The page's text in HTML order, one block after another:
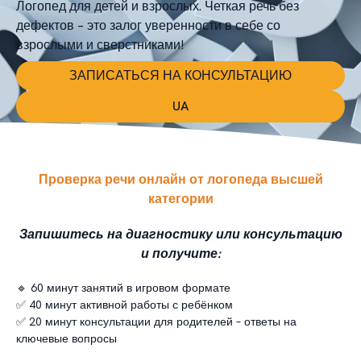
Логопед для детей и взрослых. Четкая речь без
дефектов – это залог уверенности в себе со
взрослыми и сверстниками!
ЗАПИСАТЬСЯ НА КОНСУЛЬТАЦИЮ
UA
Проверка речи онлайн от логопеда высшей
категории
Запишитесь на диагностику или консультацию
и получите:
🔹 60 минут занятий в игровом формате
✅ 40 минут активной работы с ребёнком
✅ 20 минут консультации для родителей – ответы на
ключевые вопросы